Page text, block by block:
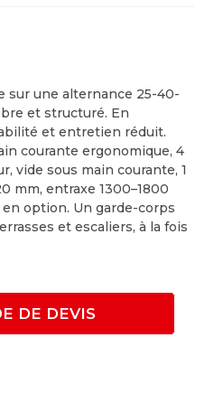
sur une alternance 25-40-
et structuré. En
et entretien réduit.
courante ergonomique, 4
vide sous main courante, 1
mm, entraxe 1300–1800
option. Un garde-corps
et escaliers, à la fois
DE DEVIS